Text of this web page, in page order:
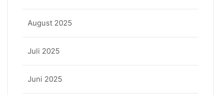
August 2025
Juli 2025
Juni 2025